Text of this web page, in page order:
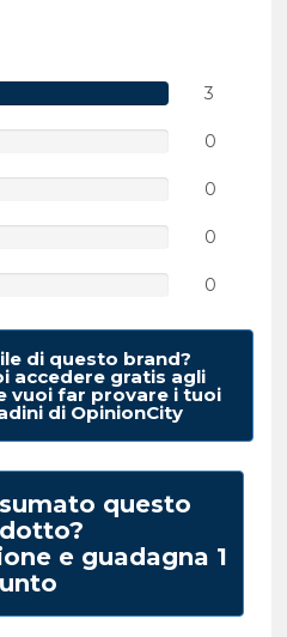
3
0
0
0
0
di questo brand?
accedere gratis agli
vuoi far provare i tuoi
di OpinionCity
questo
e guadagna 1